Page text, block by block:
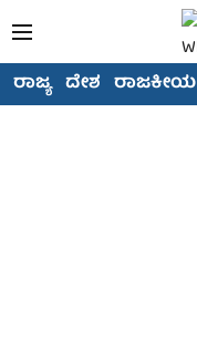
ರಾಜ್ಯ ದೇಶ ರಾಜಕೀಯ